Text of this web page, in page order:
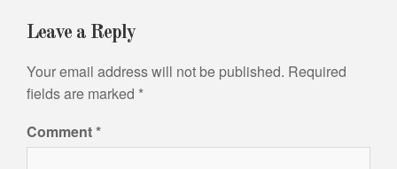
Leave a Reply
Your email address will not be published. Required
fields are marked *
Comment*